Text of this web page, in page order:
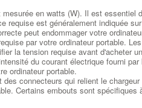
en watts (W). Il est essentiel
requise est généralement indiquée
peut endommager votre
par votre ordinateur portable.
la tension requise avant d'acheter
du courant électrique fourni
ordinateur portable.
connecteurs qui relient le
Certains embouts sont